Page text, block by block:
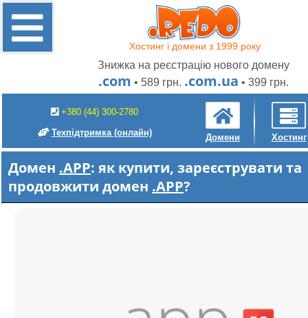
Хостинг і домени з 1999 року
Знижка на реєстрацію нового домену
.com • 589 грн. .com.ua • 399 грн.
+380 (44) 300-2780
Техпідтримка (онлайн) Домени Хостинг
Домен .APP: як купити, зареєструвати та
продовжити домен .APP?